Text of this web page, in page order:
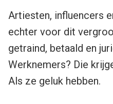
Artiesten, influencers
echter voor dit
getraind, betaald en
Werknemers? Die
Als ze geluk hebben.